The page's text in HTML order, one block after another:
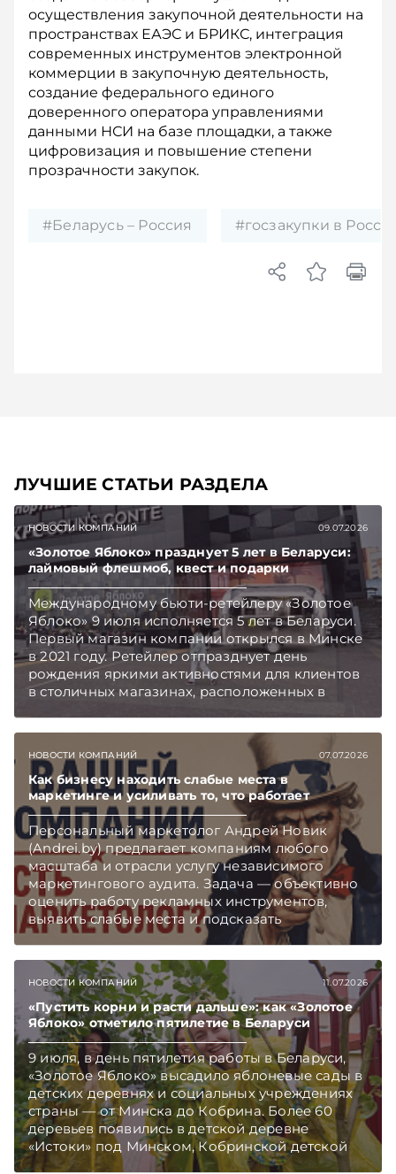
осуществления закупочной деятельности на
пространствах ЕАЭС и БРИКС, интеграция
современных инструментов электронной
коммерции в закупочную деятельность,
создание федерального единого
доверенного оператора управлениями
данными НСИ на базе площадки, а также
цифровизация и повышение степени
прозрачности закупок.
#Беларусь – Россия #госзакупки в
ЛУЧШИЕ СТАТЬИ РАЗДЕЛА
НОВОСТИ КОМПАНИЙ 09.07.2026
«Золотое Яблоко» празднует 5 лет в Беларуси:
лаймовый флешмоб, квест и подарки
Международному бьюти-ретейлеру «Золотое
Яблоко» 9 июля исполняется 5 лет в Беларуси.
Первый магазин компании открылся в Минске
в 2021 году. Ретейлер отпразднует день
рождения яркими активностями для клиентов
в столичных магазинах, расположенных в
Telegram‑канал и Viber. Главное об экономике
Беларуси — раньше, чем в новостях
TelegramViber
НОВОСТИ КОМПАНИЙ 07.07.2026
Как бизнесу находить слабые места в
маркетинге и усиливать то, что работает
Персональный маркетолог Андрей Новик
(Andrei.by) предлагает компаниям любого
масштаба и отрасли услугу независимого
маркетингового аудита. Задача — объективно
оценить работу рекламных инструментов,
выявить слабые места и подсказать
направления, которые способны принести
НОВОСТИ КОМПАНИЙ 11.07.2026
«Пустить корни и расти дальше»: как «Золотое
Яблоко» отметило пятилетие в Беларуси
9 июля, в день пятилетия работы в Беларуси,
«Золотое Яблоко» высадило яблоневые сады в
детских деревнях и социальных учреждениях
страны — от Минска до Кобрина. Более 60
деревьев появились в детской деревне
«Истоки» под Минском, Кобринской детской
деревне и в детских домах семейного типа.